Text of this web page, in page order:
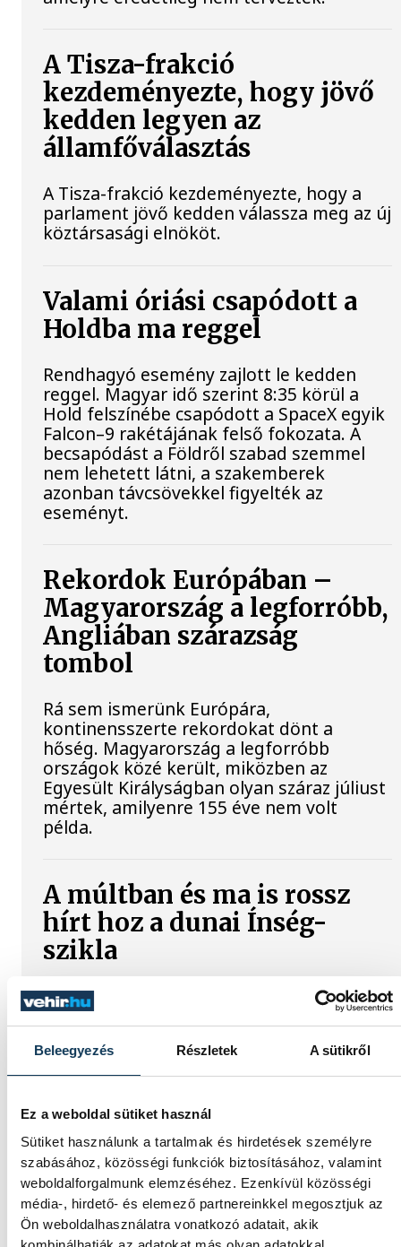
Beleegyezés Részletek A sütikről
Ez a weboldal sütiket használ
Sütiket használunk a tartalmak és hirdetések személyre
szabásához, közösségi funkciók biztosításához, valamint
weboldalforgalmunk elemzéséhez. Ezenkívül közösségi
média-, hirdető- és elemező partnereinkkel megosztjuk az
Ön weboldalhasználatra vonatkozó adatait, akik
A Tisza-frakció
kezdeményezte, hogy jövő
kedden legyen az
államfőválasztás
A Tisza-frakció kezdeményezte, hogy a
parlament jövő kedden válassza meg az új
köztársasági elnököt.
Valami óriási csapódott a
Holdba ma reggel
Rendhagyó esemény zajlott le kedden
reggel. Magyar idő szerint 8:35 körül a
Hold felszínébe csapódott a SpaceX egyik
Falcon–9 rakétájának felső fokozata. A
becsapódást a Földről szabad szemmel
nem lehetett látni, a szakemberek
azonban távcsövekkel figyelték az
eseményt.
Rekordok Európában –
Magyarország a legforróbb,
Angliában szárazság
tombol
Rá sem ismerünk Európára,
kontinensszerte rekordokat dönt a
hőség. Magyarország a legforróbb
országok közé került, miközben az
Egyesült Királyságban olyan száraz júliust
mértek, amilyenre 155 éve nem volt
példa.
A múltban és ma is rossz
hírt hoz a dunai Ínség-
szikla
Újra kilátszik a Dunából az aszály hírnöke!
Régen a felbukkanása egyet jelentett az
okozta extrém szárazságra hívja fel a
figyelmet. Elmeséljük a baljós kőtömb
Magyar Péter:
Magyarország
energiaellátása stabil